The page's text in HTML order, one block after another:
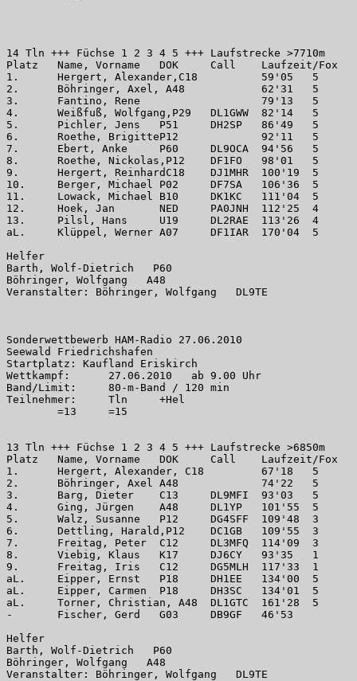
14 Tln +++ Füchse 1 2 3 4 5 +++ Laufstrecke >7710m
Platz	Name, Vorname	DOK	Call	Laufzeit/Fox	StNr
1.	Hergert, Alexander,C18	 	59'05	5	1
2.	Böhringer, Axel, A48	 	62'31	5	2
3.	Fantino, Rene	 	 	79'13	5	10
4.	Weißfuß, Wolfgang,P29	DL1GWW	82'14	5	13
5.	Pichler, Jens	P51	DH2SP	86'49	5	8
6.	Roethe, BrigitteP12	 	92'11	5	4
7.	Ebert, Anke	P60	DL9OCA	94'56	5	12
8.	Roethe, Nickolas,P12	DF1FO	98'01	5	5
9.	Hergert, ReinhardC18	DJ1MHR	100'19	5	9
10.	Berger, Michael	P02	DF7SA	106'36	5	11
11.	Lowack, Michael	B10	DK1KC	111'04	5	6
12.	Hoek, Jan	NED	PA0JNH	112'25	4	7
13.	Pilsl, Hans	U19	DL2RAE	113'26	4	14
aL.	Klüppel, Werner	A07	DF1IAR	170'04	5	3
Helfer
Barth, Wolf-Dietrich   P60
Böhringer, Wolfgang   A48
Veranstalter: Böhringer, Wolfgang   DL9TE
Sonderwettbewerb HAM-Radio 27.06.2010
Seewald Friedrichshafen
Startplatz: Kaufland Eriskirch
Wettkampf: 	27.06.2010   ab 9.00 Uhr
Band/Limit: 	80-m-Band / 120 min
Teilnehmer: 	Tln	+Hel
13 Tln +++ Füchse 1 2 3 4 5 +++ Laufstrecke >6850m
Platz	Name, Vorname	DOK	Call	Laufzeit/Fox	StNr
1.	Hergert, Alexander, C18	 	67'18	5	1
2.	Böhringer, Axel	A48	 	74'22	5	2
3.	Barg, Dieter	C13	DL9MFI	93'03	5	14
4.	Ging, Jürgen	A48	DL1YP	101'55	5	4
5.	Walz, Susanne	P12	DG4SFF	109'48	3	12
6.	Dettling, Harald,P12	DC1GB	109'55	3	13
7.	Freitag, Peter	C12	DL3MFQ	114'09	3	5
8.	Viebig, Klaus	K17	DJ6CY	93'35	1	15
9.	Freitag, Iris	C12	DG5MLH	117'33	1	6
aL.	Eipper, Ernst	P18	DH1EE	134'00	5	9
aL.	Eipper, Carmen	P18	DH3SC	134'01	5	10
aL.	Torner, Christian, A48	DL1GTC	161'28	5	11
- 	Fischer, Gerd	G03	DB9GF	46'53	 	7
Helfer
Barth, Wolf-Dietrich   P60
Böhringer, Wolfgang   A48
Veranstalter: Böhringer, Wolfgang   DL9TE